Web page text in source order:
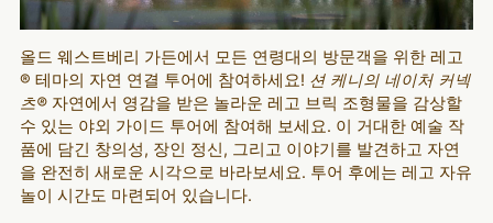
올드 웨스트베리 가든에서 모든 연령대의 방문객을 위한 레고
® 테마의 자연 연결 투어에 참여하세요! 션 케니의 네이처 커넥
츠®자연에서 영감을 받은 놀라운 레고 브릭 조형물을 감상할
수 있는 야외 가이드 투어에 참여해 보세요. 이 거대한 예술 작
품에 담긴 창의성, 장인 정신, 그리고 이야기를 발견하고 자연
을 완전히 새로운 시각으로 바라보세요. 투어 후에는 레고 자유
놀이 시간도 마련되어 있습니다.